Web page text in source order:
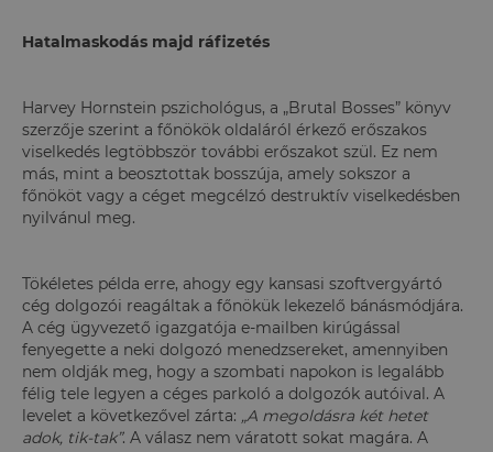
Hatalmaskodás majd ráfizetés
Harvey Hornstein pszichológus, a „Brutal Bosses” könyv
szerzője szerint a főnökök oldaláról érkező erőszakos
viselkedés legtöbbször további erőszakot szül. Ez nem
más, mint a beosztottak bosszúja, amely sokszor a
főnököt vagy a céget megcélzó destruktív viselkedésben
nyilvánul meg.
Tökéletes példa erre, ahogy egy kansasi szoftvergyártó
cég dolgozói reagáltak a főnökük lekezelő bánásmódjára.
A cég ügyvezető igazgatója e-mailben kirúgással
fenyegette a neki dolgozó menedzsereket, amennyiben
nem oldják meg, hogy a szombati napokon is legalább
félig tele legyen a céges parkoló a dolgozók autóival. A
levelet a következővel zárta: „A megoldásra két hetet
adok, tik-tak”. A válasz nem váratott sokat magára. A